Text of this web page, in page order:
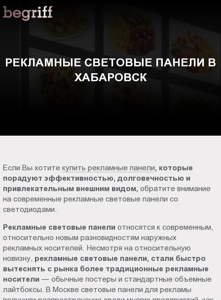
Рекламные
световые
панели
РЕКЛАМНЫЕ СВЕТОВЫЕ ПАНЕЛИ В
ХАБАРОВСК
Если Вы хотитекупить рекламные панели, которые
порадуют эффективностью, долговечностью и
привлекательным внешним видом, обратите внимание
на современные рекламные световые панели со
светодиодами.
Рекламные световые панелиотносятся к современным,
относительно новым разновидностям наружных
рекламных носителей. Несмотря на относительную
новизну, рекламные световые панели, стали быстро
вытеснять с рынка более традиционные рекламные
носители — обычные постеры и стандартные объемные
лайтбоксы. В Москве световые панели для рекламы
ООО
"Компания
обл.
д.
707
sales@begriff.ru
+73433454747
RUB
Пт.:
9.00-
18.00
Сб.,
Вс.:
выходной